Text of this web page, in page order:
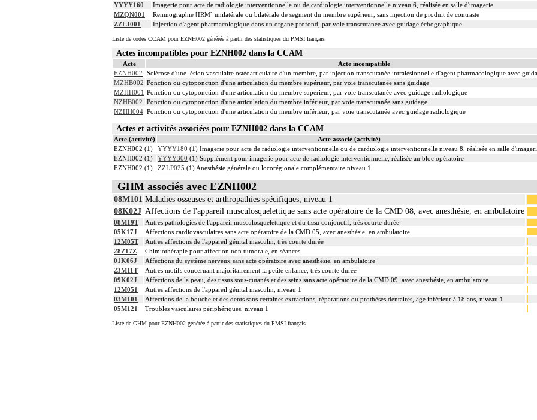
YYYY160
Imagerie pour acte de radiologie interventionnelle ou de cardiologie interventionnelle niveau 6, réalisée en salle d'imagerie
MZQN001
Remnographie [IRM] unilatérale ou bilatérale de segment du membre supérieur, sans injection de produit de contraste
ZZLJ001
Injection d'agent pharmacologique dans un organe profond, par voie transcutanée avec guidage échographique
Liste de codes CCAM pour EZNH002 générée à partir des statistiques du PMSI français
Actes incompatibles pour EZNH002 dans la CCAM
Acte
Acte incompatible
EZNH002
Sclérose d'une lésion vasculaire ostéoarticulaire d'un membre, par injection transcutanée intralésionnelle d'agent pharmacologique avec
MZHB002 Ponction ou cytoponction d'une articulation du membre supérieur, par voie transcutanée sans guidage
MZHH001 Ponction ou cytoponction d'une articulation du membre supérieur, par voie transcutanée avec guidage radiologique
NZHB002
Ponction ou cytoponction d'une articulation du membre inférieur, par voie transcutanée sans guidage
NZHH004 Ponction ou cytoponction d'une articulation du membre inférieur, par voie transcutanée avec guidage radiologique
Actes et activités associées pour EZNH002 dans la CCAM
Acte (activité)
Acte associé (activité)
EZNH002 (1)
YYYY180 (1) Imagerie pour acte de radiologie interventionnelle ou de cardiologie interventionnelle niveau 8, réalisée en salle
EZNH002 (1)
YYYY300 (1) Supplément pour imagerie pour acte de radiologie interventionnelle, réalisée au bloc opératoire
EZNH002 (1)
ZZLP025 (1) Anesthésie générale ou locorégionale complémentaire niveau 1
GHM associés avec EZNH002
08M101 Maladies osseuses et arthropathies spécifiques, niveau 1
08K02J Affections de l'appareil musculosquelettique sans acte opératoire de la CMD 08, avec anesthésie, en ambulatoire
08M19T
Autres pathologies de l'appareil musculosquelettique et du tissu conjonctif, très courte durée
05K17J
Affections cardiovasculaires sans acte opératoire de la CMD 05, avec anesthésie, en ambulatoire
12M05T
Autres affections de l'appareil génital masculin, très courte durée
28Z17Z
Chimiothérapie pour affection non tumorale, en séances
01K06J
Affections du système nerveux sans acte opératoire avec anesthésie, en ambulatoire
23M11T
Autres motifs concernant majoritairement la petite enfance, très courte durée
09K02J
Affections de la peau, des tissus sous-cutanés et des seins sans acte opératoire de la CMD 09, avec anesthésie, en ambulatoire
12M051
Autres affections de l'appareil génital masculin, niveau 1
03M101
Affections de la bouche et des dents sans certaines extractions, réparations ou prothèses dentaires, âge inférieur à 18 ans, niveau 1
05M121
Troubles vasculaires périphériques, niveau 1
Liste de GHM pour EZNH002 générée à partir des statistiques du PMSI français